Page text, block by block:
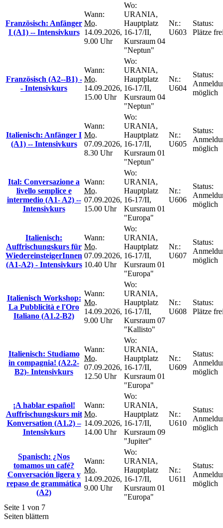
Französisch: Anfänger
I (A1) -- Intensivkurs
Wann:
Mo.
14.09.2026,
9.00 Uhr
Wo:
URANIA,
Hauptplatz
16-17/II,
Kursraum 04
"Neptun"
Nr.:
U603
Status:
Plätze
Französisch (A2--B1) -
- Intensivkurs
Wann:
Mo.
14.09.2026,
15.00 Uhr
Wo:
URANIA,
Hauptplatz
16-17/II,
Kursraum 04
"Neptun"
Nr.:
U604
Status:
möglich
Italienisch: Anfänger I
(A1) -- Intensivkurs
Wann:
Mo.
07.09.2026,
8.30 Uhr
Wo:
URANIA,
Hauptplatz
16-17/II,
Kursraum 01
"Neptun"
Nr.:
U605
Status:
möglich
Ital: Conversazione a
livello semplice e
intermedio (A1- A2) --
Intensivkurs
Wann:
Mo.
07.09.2026,
15.00 Uhr
Wo:
URANIA,
Hauptplatz
16-17/II,
Kursraum 01
"Europa"
Nr.:
U606
Status:
möglich
Italienisch:
Auffrischungskurs für
WiedereinsteigerInnen
(A1-A2) - Intensivkurs
Wann:
Mo.
07.09.2026,
10.40 Uhr
Wo:
URANIA,
Hauptplatz
16-17/II,
Kursraum 01
"Europa"
Nr.:
U607
Status:
möglich
Italienisch Workshop:
La Pubblicità e l'Oro
Italiano (A1.2-B2)
Wann:
Mo.
14.09.2026,
9.00 Uhr
Wo:
URANIA,
Hauptplatz
16-17/II,
Kursraum 07
"Kallisto"
Nr.:
U608
Status:
Plätze
Italienisch: Studiamo
in compagnia! (A2.2-
B2)- Intensivkurs
Wann:
Mo.
07.09.2026,
12.50 Uhr
Wo:
URANIA,
Hauptplatz
16-17/II,
Kursraum 01
"Europa"
Nr.:
U609
Status:
möglich
¡A hablar español!
Auffrischungskurs mit
Konversation (A1.2) –
Intensivkurs
Wann:
Mo.
14.09.2026,
14.00 Uhr
Wo:
URANIA,
Hauptplatz
16-17/II,
Kursraum 09
"Jupiter"
Nr.:
U610
Status:
möglich
Spanisch: ¿Nos
tomamos un café?
Conversación ligera y
repaso de grammática
(A2)
Wann:
Mo.
14.09.2026,
9.00 Uhr
Wo:
URANIA,
Hauptplatz
16-17/II,
Kursraum 01
"Europa"
Nr.:
U611
Status:
möglich
Seite 1 von 7
Seiten blättern